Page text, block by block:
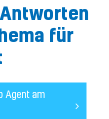
für
Agent am